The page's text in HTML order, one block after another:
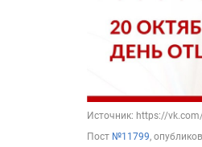
Источник: https://
Пост №11799,